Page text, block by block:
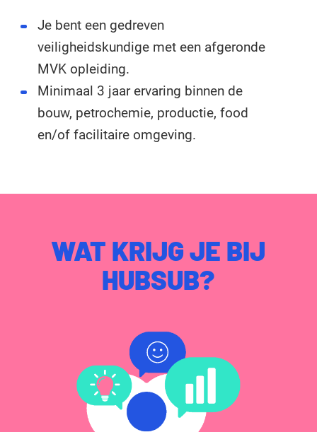
Je bent een gedreven
veiligheidskundige met een afgeronde
MVK opleiding.
Minimaal 3 jaar ervaring binnen de
bouw, petrochemie, productie, food
en/of facilitaire omgeving.
WAT KRIJG JE BIJ
HUBSUB?